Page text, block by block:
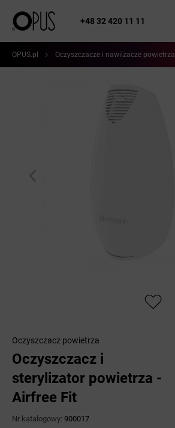
+48 32 420 11 11
OPUS.pl Oczyszczacze i nawilżacze powietrza
Oczyszczacz powietrza
Oczyszczacz i
sterylizator powietrza -
Airfree Fit
Nr katalogowy: 900017